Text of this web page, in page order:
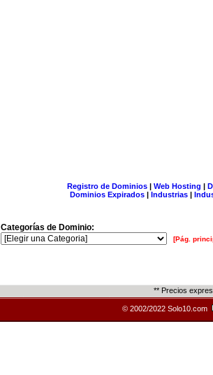
Registro de Dominios| Web Hosting |
Dominios Expirados | Industrias |
Categorías de Dominio:
[Pág.
** Precios
© 2002/2022 Solo10.com